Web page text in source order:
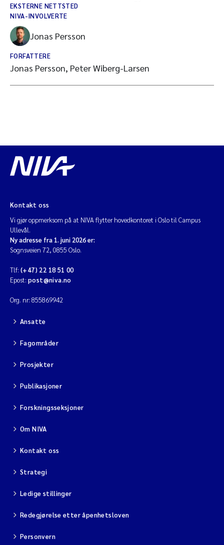
EKSTERNE NETTSTED
NIVA-INVOLVERTE
Jonas Persson
FORFATTERE
Jonas Persson, Peter Wiberg-Larsen
Kontakt oss
Vi gjør oppmerksom på at NIVA flytter hovedkontoret i Oslo til Campus
Ullevål.
Ny adresse fra 1. juni 2026 er:
Sognsveien 72, 0855 Oslo.
Tlf: (+47) 22 18 51 00
Epost: post@niva.no
Org. nr: 855869942
Ansatte
Fagområder
Prosjekter
Publikasjoner
Forskningsseksjoner
Om NIVA
Kontakt oss
Strategi
Ledige stillinger
Redegjørelse etter åpenhetsloven
Personvern